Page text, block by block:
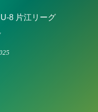
8 片江リーグ